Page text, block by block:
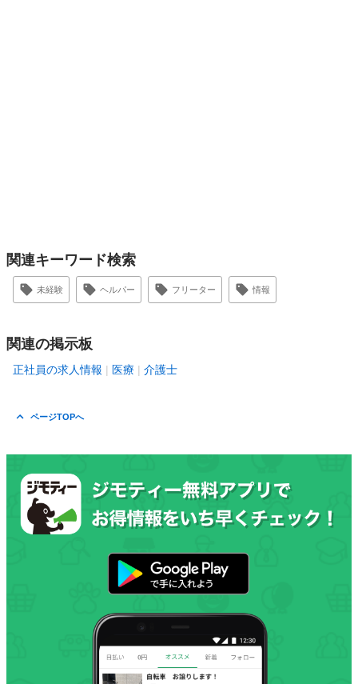
関連キーワード検索
未経験 ヘルパー フリーター 情報
関連の掲示板
正社員の求人情報 医療 介護士
ページTOPへ